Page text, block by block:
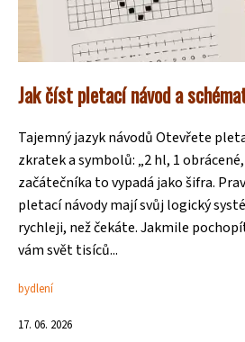
Jak číst pletací návod a
Tajemný jazyk návodů Otevřete
zkratek a symbolů: „2 hl, 1
začátečníka to vypadá jako šifra.
pletací návody mají svůj logický
rychleji, než čekáte. Jakmile
vám svět tisíců...
bydlení
17. 06. 2026